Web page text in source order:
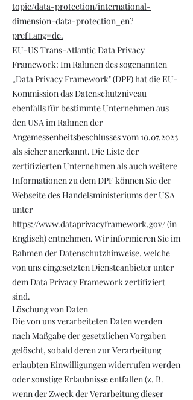
topic/data-protection/international-
dimension-data-protection_en?
prefLang=de.
EU-US Trans-Atlantic Data Privacy
Framework: Im Rahmen des sogenannten
„Data Privacy Framework" (DPF) hat die EU-
Kommission das Datenschutzniveau
ebenfalls für bestimmte Unternehmen aus
den USA im Rahmen der
Angemessenheitsbeschlusses vom10.07.2023
als sicher anerkannt. Die Liste der
zertifizierten Unternehmen als auch weitere
Informationen zu dem DPF können Sie der
Webseite des Handelsministeriums der USA
unter
https://www.dataprivacyframework.gov/(in
Englisch) entnehmen. Wir informieren Sie im
Rahmen der Datenschutzhinweise, welche
von uns eingesetzten Diensteanbieter unter
dem Data Privacy Framework zertifiziert
sind.
Löschung von Daten
Die von uns verarbeiteten Daten werden
nach Maßgabe der gesetzlichen Vorgaben
gelöscht, sobald deren zur Verarbeitung
erlaubten Einwilligungen widerrufen werden
oder sonstige Erlaubnisse entfallen (z. B.
wenn der Zweck der Verarbeitung dieser